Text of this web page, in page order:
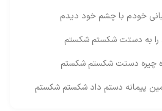
خودم با چشم خود دیدم
را به دستت شکستم شکستم
چیره دستت شکستم شکستم
پیمانه دستم داد شکستم شکستم